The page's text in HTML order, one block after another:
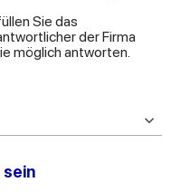
Sie das
der Firma
möglich antworten.